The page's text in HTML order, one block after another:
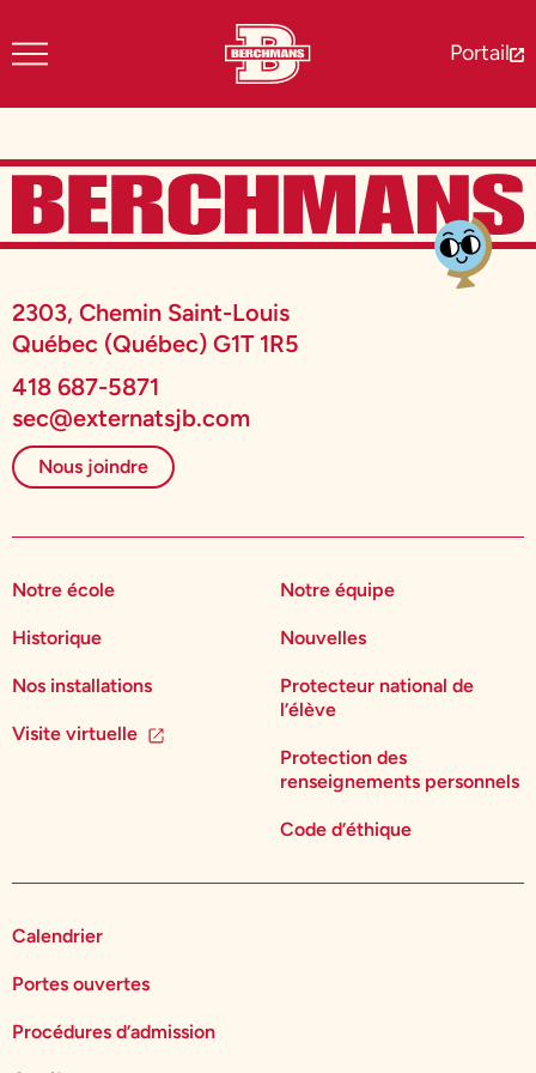
Portail
2303, Chemin Saint-Louis
Québec (Québec) G1T 1R5
418 687-5871
sec@externatsjb.com
Nous joindre
Notre école
Historique
Nos installations
Visite virtuelle
Notre équipe
Nouvelles
Protecteur national de
l’élève
Protection des
renseignements personnels
Code d’éthique
Calendrier
Portes ouvertes
Procédures d’admission